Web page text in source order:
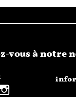
vous à notre